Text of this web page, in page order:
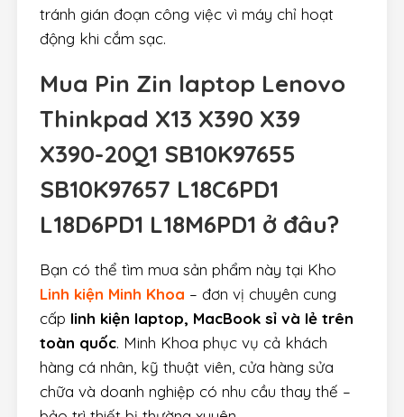
tránh gián đoạn công việc vì máy chỉ hoạt
động khi cắm sạc.
Mua Pin Zin laptop Lenovo
Thinkpad X13 X390 X39
X390-20Q1 SB10K97655
SB10K97657 L18C6PD1
L18D6PD1 L18M6PD1 ở đâu?
Bạn có thể tìm mua sản phẩm này tại Kho
Linh kiện Minh Khoa – đơn vị chuyên cung
cấp linh kiện laptop, MacBook sỉ và lẻ trên
toàn quốc. Minh Khoa phục vụ cả khách
hàng cá nhân, kỹ thuật viên, cửa hàng sửa
chữa và doanh nghiệp có nhu cầu thay thế –